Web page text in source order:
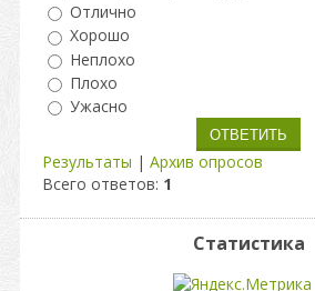
Отлично
Хорошо
Неплохо
Плохо
Ужасно
Результаты | Архив опросов
Всего ответов: 1
Статистика